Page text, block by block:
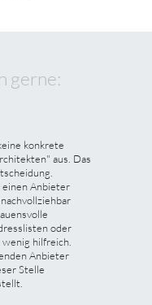
gerne:
konkrete
aus. Das
Anbieter
oder
hilfreich.
Anbieter
Stelle